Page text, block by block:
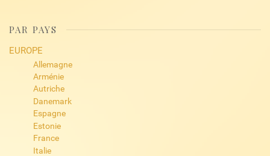
PAR PAYS
EUROPE
Allemagne
Arménie
Autriche
Danemark
Espagne
Estonie
France
Italie